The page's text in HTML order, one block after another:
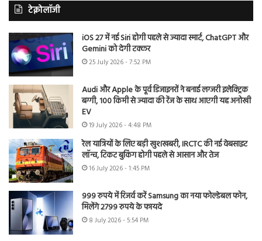
टेक्नोलॉजी
iOS 27 में नई Siri होगी पहले से ज्यादा स्मार्ट, ChatGPT और
Gemini को देगी टक्कर
25 July 2026 - 7:52 PM
Audi और Apple के पूर्व डिजाइनरों ने बनाई लग्जरी इलेक्ट्रिक
बग्गी, 100 किमी से ज्यादा की रेंज के साथ आएगी यह अनोखी
EV
19 July 2026 - 4:48 PM
रेल यात्रियों के लिए बड़ी खुशखबरी, IRCTC की नई वेबसाइट
लॉन्च, टिकट बुकिंग होगी पहले से आसान और तेज
16 July 2026 - 1:45 PM
999 रुपये में रिजर्व करें Samsung का नया फोल्डेबल फोन,
मिलेंगे 2799 रुपये के फायदे
8 July 2026 - 5:54 PM